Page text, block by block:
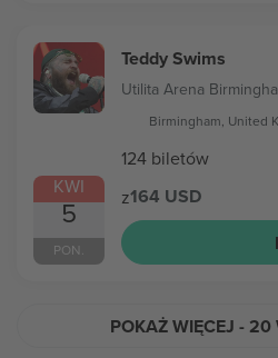
KWI
5
PON.
Teddy Swims
Utilita Arena
Birmingham, United
124 biletów
z164 USD
POKAŻ WIĘCEJ - 20